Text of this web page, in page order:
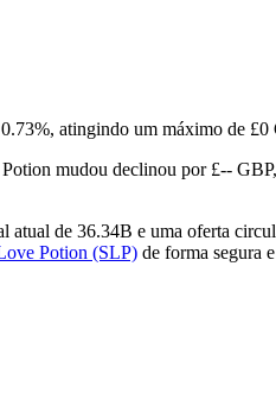
atingindo um máximo de
mudou declinou por £--
de 36.34B e uma oferta
Potion (SLP) de forma segura